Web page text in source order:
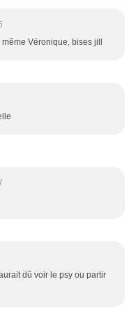
Véronique, bises jill
dû voir le psy ou partir